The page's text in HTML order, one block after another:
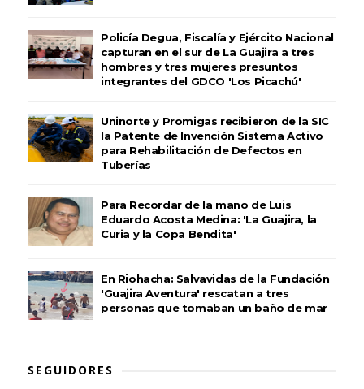
Policía Degua, Fiscalía y Ejército Nacional
capturan en el sur de La Guajira a tres
hombres y tres mujeres presuntos
integrantes del GDCO 'Los Picachú'
Uninorte y Promigas recibieron de la SIC
la Patente de Invención Sistema Activo
para Rehabilitación de Defectos en
Tuberías
Para Recordar de la mano de Luis
Eduardo Acosta Medina: 'La Guajira, la
Curia y la Copa Bendita'
En Riohacha: Salvavidas de la Fundación
'Guajira Aventura' rescatan a tres
personas que tomaban un baño de mar
SEGUIDORES